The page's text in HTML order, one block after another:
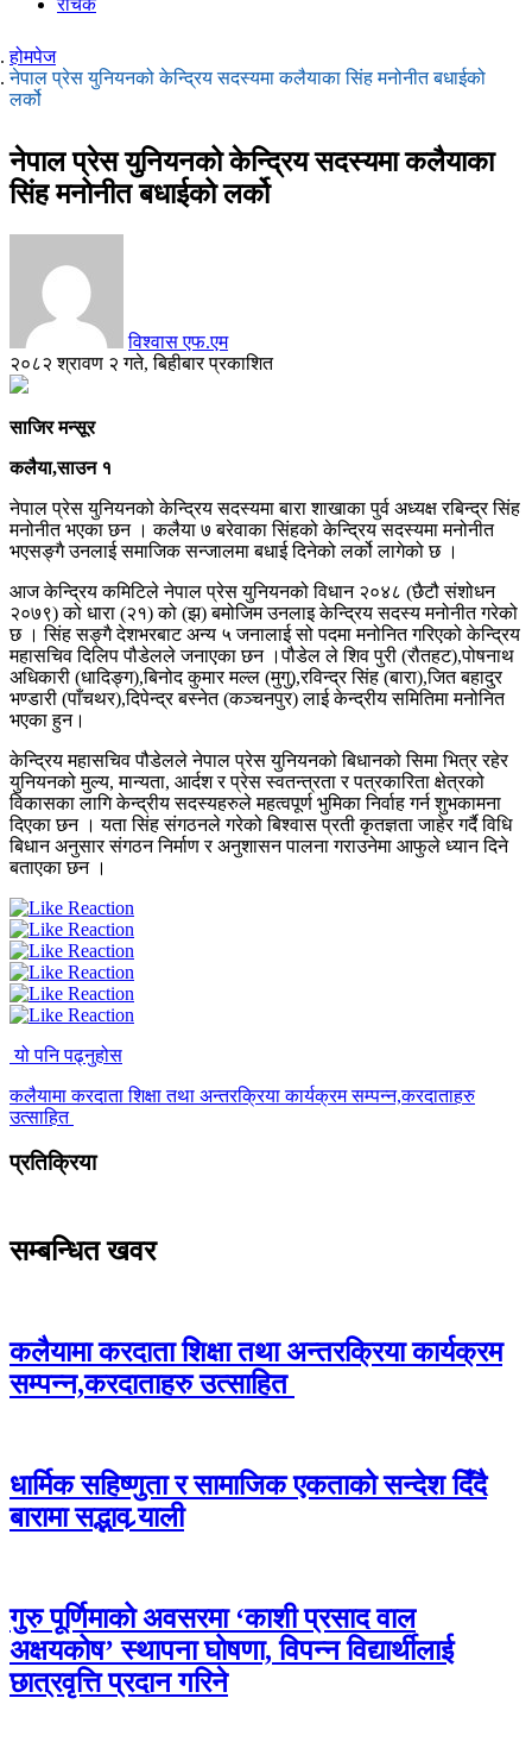
रोचक
होमपेज
नेपाल प्रेस युनियनको केन्द्रिय सदस्यमा कलैयाका सिंह मनोनीत बधाईको
लर्को
नेपाल प्रेस युनियनको केन्द्रिय सदस्यमा कलैयाका
सिंह मनोनीत बधाईको लर्को
विश्वास एफ.एम
२०८२ श्रावण २ गते, बिहीबार प्रकाशित
साजिर मन्सूर
कलैया,साउन १
नेपाल प्रेस युनियनको केन्द्रिय सदस्यमा बारा शाखाका पुर्व अध्यक्ष रबिन्द्र सिंह
मनोनीत भएका छन । कलैया ७ बरेवाका सिंहको केन्द्रिय सदस्यमा मनोनीत
भएसङ्गै उनलाई समाजिक सन्जालमा बधाई दिनेको लर्को लागेको छ ।
आज केन्द्रिय कमिटिले नेपाल प्रेस युनियनको विधान २०४८ (छैटौ संशोधन
२०७९) को धारा (२१) को (झ) बमोजिम उनलाइ केन्द्रिय सदस्य मनोनीत गरेको
छ । सिंह सङ्गै देशभरबाट अन्य ५ जनालाई सो पदमा मनोनित गरिएको केन्द्रिय
महासचिव दिलिप पौडेलले जनाएका छन ।पौडेल ले शिव पुरी (रौतहट),पोषनाथ
अधिकारी (धादिङ्ग),बिनोद कुमार मल्ल (मुगु),रविन्द्र सिंह (बारा),जित बहादुर
भण्डारी (पाँचथर),दिपेन्द्र बस्नेत (कञ्चनपुर) लाई केन्द्रीय समितिमा मनोनित
भएका हुन।
केन्द्रिय महासचिव पौडेलले नेपाल प्रेस युनियनको बिधानको सिमा भित्र रहेर
युनियनको मुल्य, मान्यता, आर्दश र प्रेस स्वतन्त्रता र पत्रकारिता क्षेत्रको
विकासका लागि केन्द्रीय सदस्यहरुले महत्वपूर्ण भुमिका निर्वाह गर्न शुभकामना
दिएका छन । यता सिंह संगठनले गरेको बिश्वास प्रती कृतज्ञता जाहेर गर्दै विधि
बिधान अनुसार संगठन निर्माण र अनुशासन पालना गराउनेमा आफुले ध्यान दिने
बताएका छन ।
यो पनि पढ्नुहोस
कलैयामा करदाता शिक्षा तथा अन्तरक्रिया कार्यक्रम सम्पन्न,करदाताहरु
उत्साहित
प्रतिक्रिया
सम्बन्धित खवर
कलैयामा करदाता शिक्षा तथा अन्तरक्रिया कार्यक्रम
सम्पन्न,करदाताहरु उत्साहित
धार्मिक सहिष्णुता र सामाजिक एकताको सन्देश दिँदै
बारामा सद्भाव र्‍याली
गुरु पूर्णिमाको अवसरमा ‘काशी प्रसाद वाल
अक्षयकोष’ स्थापना घोषणा, विपन्न विद्यार्थीलाई
छात्रवृत्ति प्रदान गरिने